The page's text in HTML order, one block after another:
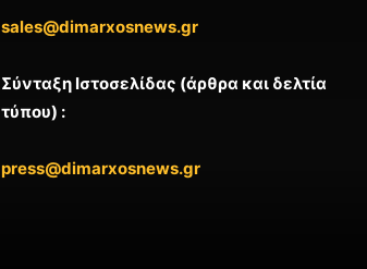
sales@dimarxosnews.gr
Σύνταξη Ιστοσελίδας (άρθρα και δελτία
τύπου) :
press@dimarxosnews.gr